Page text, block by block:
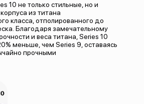
10 не только стильные, но и
из титана
класса, отполированного до
Благодаря замечательному
и веса титана, Series 10
меньше, чем Series 9, оставаясь
прочными